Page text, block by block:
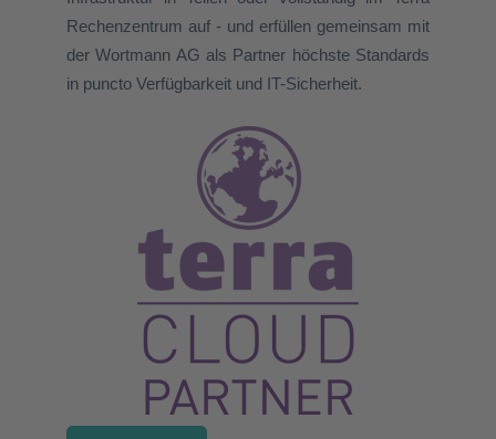
Rechenzentrum auf - und erfüllen gemeinsam mit
der Wortmann AG als Partner höchste Standards
in puncto Verfügbarkeit und IT-Sicherheit.